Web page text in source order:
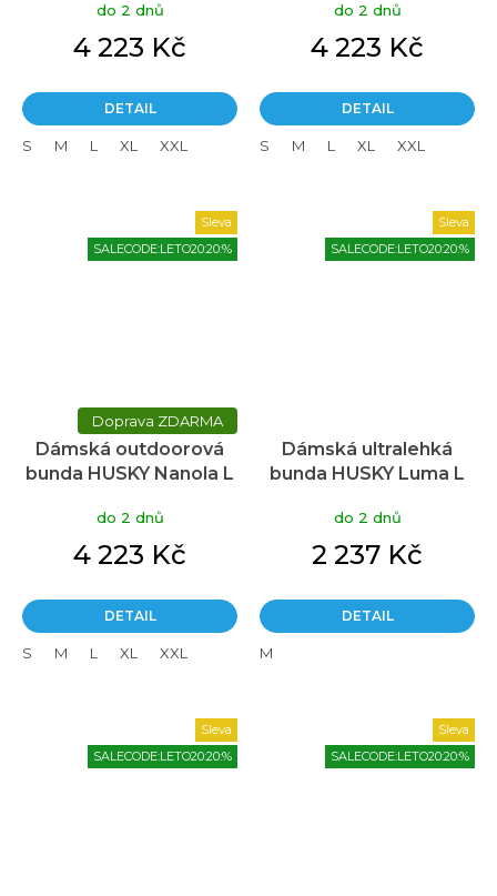
do 2 dnů
4 223 Kč
DETAIL
S M L XL XXL
do 2 dnů
4 223 Kč
DETAIL
S M L XL XXL
Sleva
SALECODE:LETO20:20:%
ZDARMA
Dámská outdoorová
bunda HUSKY Nanola L
do 2 dnů
4 223 Kč
DETAIL
S M L XL XXL
Sleva
SALECODE:LETO20:20:%
Dámská ultralehká
bunda HUSKY Luma L
do 2 dnů
2 237 Kč
DETAIL
M
Sleva
SALECODE:LETO20:20:%
Sleva
SALECODE:LETO20:20:%